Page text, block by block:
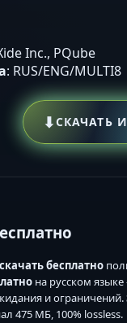
Inc., PQube
: RUS/ENG/MULTI8
⬇СКАЧАТЬ
бесплатно
на русском
и ограничений.
475 МБ, 100% lossless.